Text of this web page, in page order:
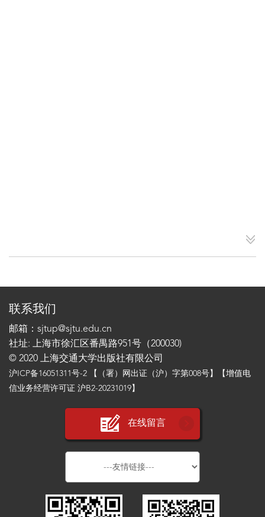
联系我们
邮箱：sjtup@sjtu.edu.cn
社址: 上海市徐汇区番禺路951号（200030)
© 2020 上海交通大学出版社有限公司
沪ICP备16051311号-2 【（署）网出证（沪）字第008号】【增值电
信业务经营许可证 沪B2-20231019】
在线留言